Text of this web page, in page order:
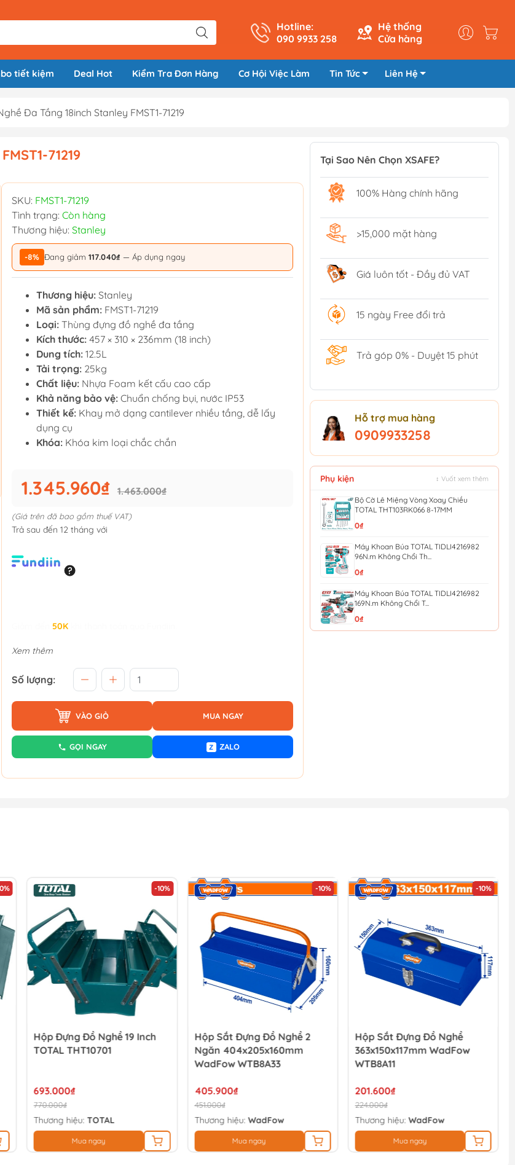
Hotline:
090 9933 258
Hệ thống
Cửa hàng
tiết kiệm Deal Hot Kiểm Tra Đơn Hàng Cơ Hội Việc Làm Tin Tức Liên Hệ
Đa Tầng 18inch Stanley FMST1-71219
71219
SKU: FMST1-71219
Tình trạng: Còn hàng
Thương hiệu: Stanley
-8% Đang giảm 117.040₫ — Áp dụng ngay
Thương hiệu: Stanley
Mã sản phẩm: FMST1-71219
Loại: Thùng đựng đồ nghề đa tầng
Kích thước: 457 × 310 × 236mm (18 inch)
Dung tích: 12.5L
Tải trọng: 25kg
Chất liệu: Nhựa Foam kết cấu cao cấp
Khả năng bảo vệ: Chuẩn chống bụi, nước IP53
Thiết kế: Khay mở dạng cantilever nhiều tầng, dễ lấy
dụng cụ
Khóa: Khóa kim loại chắc chắn
1.345.960₫ 1.463.000₫
(Giá trên đã bao gồm thuế VAT)
Trả sau đến 12 tháng với
50K
Xem thêm
Số lượng:
VÀO GIỎ MUA NGAY
GỌI NGAY Z ZALO
Tại Sao Nên Chọn XSAFE?
100% Hàng chính hãng
>15,000 mặt hàng
Giá luôn tốt - Đầy đủ VAT
15 ngày Free đổi trả
Trả góp 0% - Duyệt 15 phút
Hỗ trợ mua hàng
0909933258
Phụ kiện ↕ Vuốt xem thêm
Bộ Cờ Lê Miệng Vòng Xoay Chiều
TOTAL THT103RK066 8-17MM
0₫
Máy Khoan Búa TOTAL TIDLI4216982
96N.m Không Chổi Th...
0₫
Máy Khoan Búa TOTAL TIDLI4216982
169N.m Không Chổi T...
0₫
-10%
Hộp Đựng Đồ Nghề 19 Inch
TOTAL THT10701
693.000₫
770.000₫
Thương hiệu: TOTAL
Mua ngay
-10%
Hộp Sắt Đựng Đồ Nghề 2
Ngăn 404x205x160mm
WadFow WTB8A33
405.900₫
451.000₫
Thương hiệu:WadFow
Mua ngay
-10%
Hộp Sắt Đựng Đồ Nghề
363x150x117mm WadFow
WTB8A11
201.600₫
224.000₫
Thương hiệu:WadFow
Mua ngay